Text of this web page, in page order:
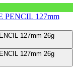
127mm 26g
127mm 26g